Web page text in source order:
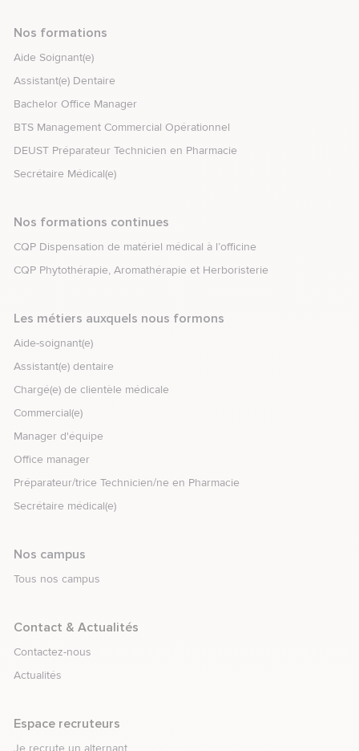
Nos formations
Aide Soignant(e)
Assistant(e) Dentaire
Bachelor Office Manager
BTS Management Commercial Opérationnel
DEUST Préparateur Technicien en Pharmacie
Secrétaire Médical(e)
Nos formations continues
CQP Dispensation de matériel médical à l’officine
CQP Phytothérapie, Aromathérapie et Herboristerie
Les métiers auxquels nous formons
Aide-soignant(e)
Assistant(e) dentaire
Chargé(e) de clientèle médicale
Commercial(e)
Manager d'équipe
Office manager
Préparateur/trice Technicien/ne en Pharmacie
Secrétaire médical(e)
Nos campus
Tous nos campus
element.menu.open_menu
Contact & Actualités
Contactez-nous
Actualités
element.menu.open_menu
Espace recruteurs
Je recrute un alternant